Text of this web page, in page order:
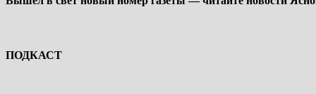
ПОДКАСТ